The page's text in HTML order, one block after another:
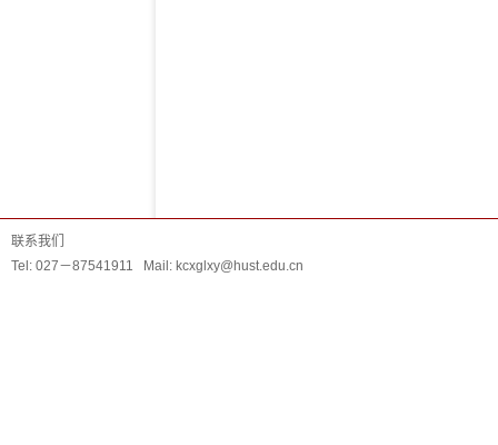
联系我们
Tel: 027－87541911 Mail: kcxglxy@hust.edu.cn